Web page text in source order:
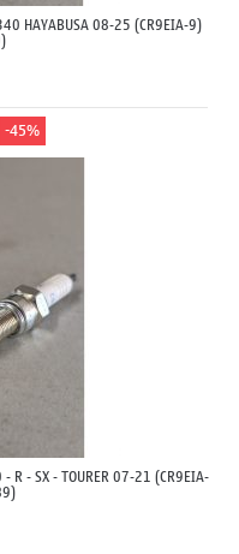
HAYABUSA 08-25 (CR9EIA-9)
-45%
- SX - TOURER 07-21 (CR9EIA-